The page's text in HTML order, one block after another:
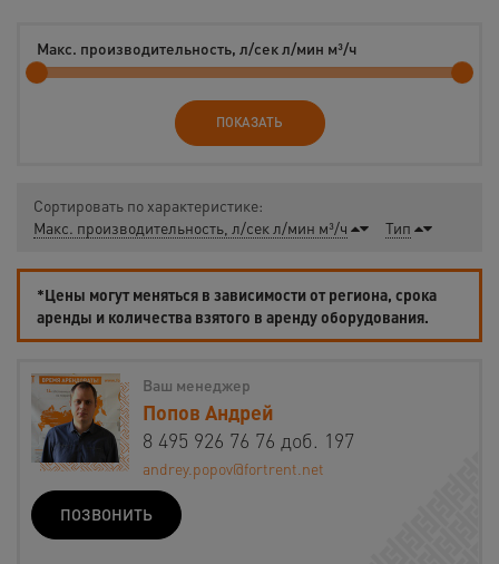
Макс. производительность, л/сек л/мин м³/ч
ПОКАЗАТЬ
Сортировать по характеристике:
Макс. производительность, л/сек л/мин м³/ч
Тип
*Цены могут меняться в зависимости от региона, срока
аренды и количества взятого в аренду оборудования.
Ваш менеджер
Попов Андрей
8 495 926 76 76 доб. 197
andrey.popov@fortrent.net
ПОЗВОНИТЬ